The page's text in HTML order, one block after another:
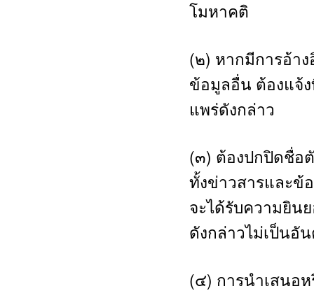
โมหาคติ
(๒) หากมีการอ้า
ข้อมูลอื่น ต้องแจ้
แพร่ดังกล่าว
(๓) ต้องปกปิดชื่อ
ทั้งข่าวสารและข้
จะได้รับความยิน
ดังกล่าวไม่เป็นอั
(๔) การนำเสนอ